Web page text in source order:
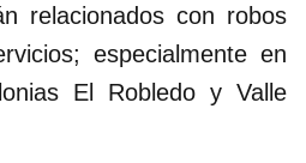
relacionados con robos
especialmente en
El Robledo y Valle